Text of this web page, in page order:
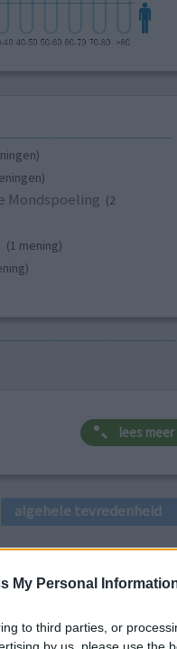
My Personal
to third parties, or
by us, please use the
Mondspoeling (2
(1 mening)
lees meer
algehele tevredenheid